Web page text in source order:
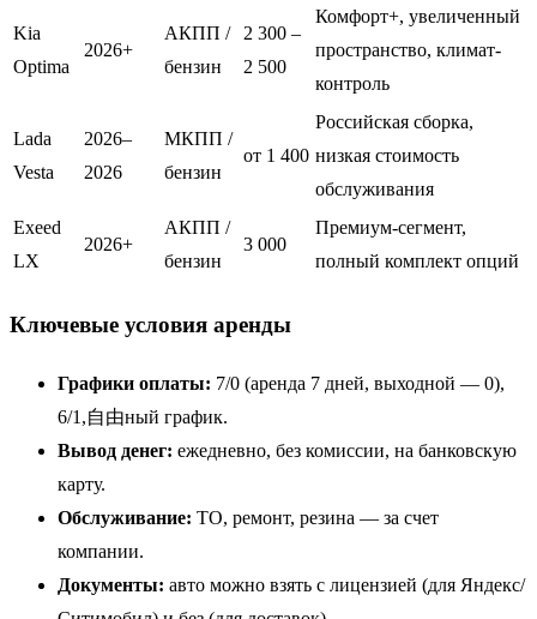
Kia
Optima
2026+
АКПП /
бензин
2 300 –
2 500
Комфорт+, увеличенный
пространство, климат-
контроль
Lada
Vesta
2026–
2026
МКПП /
бензин
от 1 400
Российская сборка,
низкая стоимость
обслуживания
Exeed
LX
2026+
АКПП /
бензин
3 000
Премиум-сегмент,
полный комплект опций
Ключевые условия аренды
Графики оплаты: 7/0 (аренда 7 дней, выходной — 0),
6/1,自由ный график.
Вывод денег: ежедневно, без комиссии, на банковскую
карту.
Обслуживание: ТО, ремонт, резина — за счет
компании.
Документы: авто можно взять с лицензией (для Яндекс/